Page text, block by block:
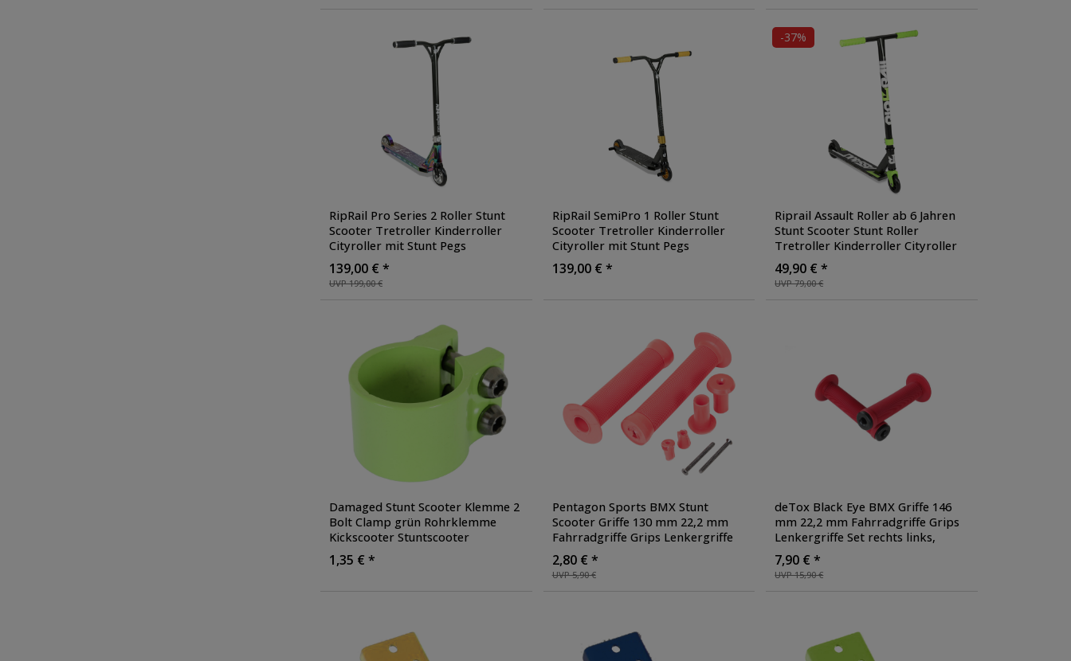
RipRail Pro Series 2 Roller Stunt
Scooter Tretroller Kinderroller
Cityroller mit Stunt Pegs
Stuntroller Aluminium eloxiert
Farbe: indy
UVP 199,00 €
139,00 € *
RipRail SemiPro 1 Roller Stunt
Scooter Tretroller Kinderroller
Cityroller mit Stunt Pegs
Stuntroller Aluminium eloxiert
Farbe: schwarz/gold
139,00 € *
-37%
Riprail Assault Roller ab 6 Jahren
Stunt Scooter Stunt Roller
Tretroller Kinderroller Cityroller
Skater Roller Freestyle für Tricks
Kickscooter
UVP 79,00 €
49,90 € *
Damaged Stunt Scooter Klemme 2
Bolt Clamp grün Rohrklemme
Kickscooter Stuntscooter
Kickroller
1,35 € *
Pentagon Sports BMX Stunt
Scooter Griffe 130 mm 22,2 mm
Fahrradgriffe Grips Lenkergriffe
Set rechts links
UVP 5,90 €
2,80 € *
deTox Black Eye BMX Griffe 146
mm 22,2 mm Fahrradgriffe Grips
Lenkergriffe Set rechts links,
Farbe: rot
UVP 15,90 €
7,90 € *